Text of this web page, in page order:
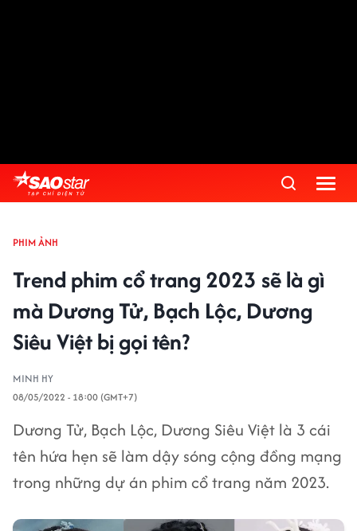
PHIM ẢNH
Trend phim cổ trang 2023 sẽ là gì
mà Dương Tử, Bạch Lộc, Dương
Siêu Việt bị gọi tên?
MINH HY
08/05/2022 - 18:00 (GMT+7)
Dương Tử, Bạch Lộc, Dương Siêu Việt là 3 cái
tên hứa hẹn sẽ làm dậy sóng cộng đồng mạng
trong những dự án phim cổ trang năm 2023.